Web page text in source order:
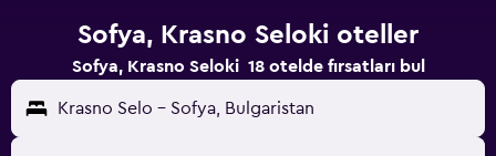
Sofya, Krasno Seloki oteller
Sofya, Krasno Seloki 18 otelde fırsatları bul
Krasno Selo - Sofya, Bulgaristan